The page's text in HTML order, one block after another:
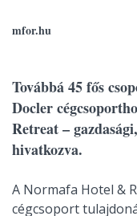
mfor.hu
Továbbá 45 fős
Docler
Retreat –
hivatkozva.
A Normafa Hotel &
cégcsoport